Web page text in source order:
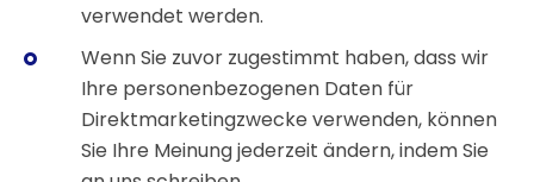
verwendet werden.
Wenn Sie zuvor zugestimmt haben, dass wir
Ihre personenbezogenen Daten für
Direktmarketingzwecke verwenden, können
Sie Ihre Meinung jederzeit ändern, indem Sie